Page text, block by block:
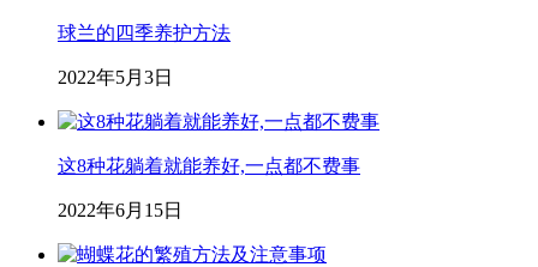
球兰的四季养护方法
2022年5月3日
这8种花躺着就能养好,一点都不费事
2022年6月15日